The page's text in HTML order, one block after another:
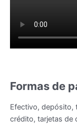
Formas de
Efectivo, depósito,
crédito, tarjetas de